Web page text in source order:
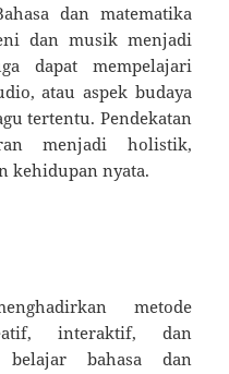
dan matematika
dan musik menjadi
dapat mempelajari
atau aspek budaya
tertentu. Pendekatan
menjadi holistik,
kehidupan nyata.
metode
interaktif, dan
belajar bahasa dan